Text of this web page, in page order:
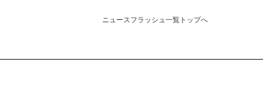
ニュースフラッシュ一覧トップへ